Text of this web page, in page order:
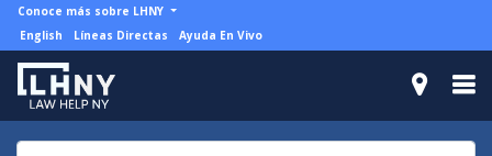
More
from
LHNY
Conoce más sobre LHNY
Support
menu
English Líneas Directas Ayuda En Vivo